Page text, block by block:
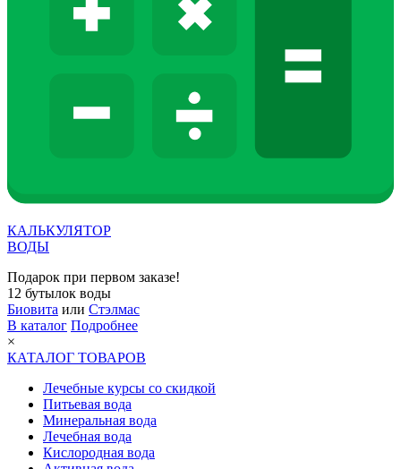
КАЛЬКУЛЯТОР
ВОДЫ
Подарок при первом заказе!
12 бутылок воды
Биовита или Стэлмас
В каталог Подробнее
×
КАТАЛОГ ТОВАРОВ
Лечебные курсы со скидкой
Питьевая вода
Минеральная вода
Лечебная вода
Кислородная вода